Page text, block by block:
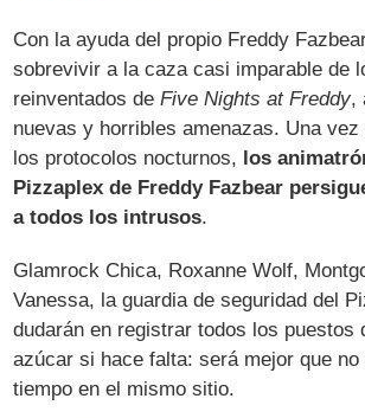
Con la ayuda del propio Freddy
sobrevivir a la caza casi imparable de
reinventados deFive Nights at Freddy,
nuevas y horribles amenazas. Una
los protocolos nocturnos, los
Pizzaplex de Freddy Fazbear
a todos los intrusos.
Glamrock Chica, Roxanne Wolf,
Vanessa, la guardia de seguridad del
dudarán en registrar todos los puestos
azúcar si hace falta: será mejor que
tiempo en el mismo sitio.